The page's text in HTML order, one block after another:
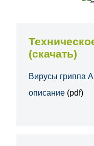
(скачать)
Вирусы гриппа
описание (pdf)